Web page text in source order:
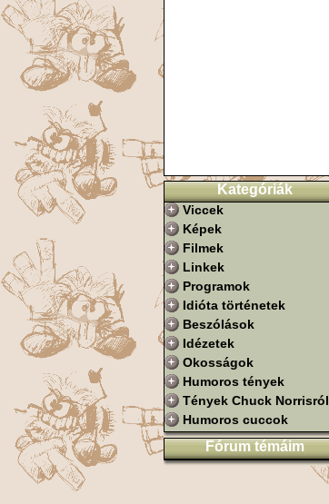
Kategóriák
Viccek
Képek
Filmek
Linkek
Programok
Idióta történetek
Beszólások
Idézetek
Okosságok
Humoros tények
Tények Chuck Norrisról
Humoros cuccok
Fórum témáim